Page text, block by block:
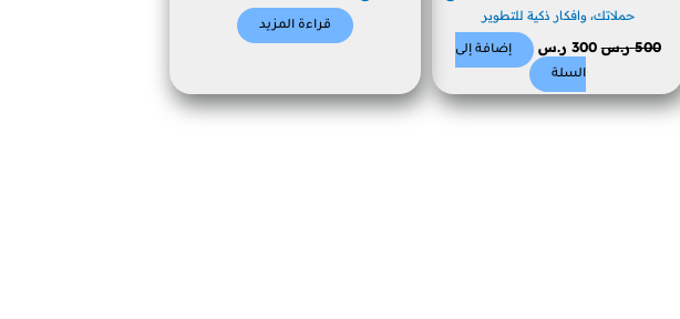
حملاتك، وافكار ذكية للتطوير
500 ر.س 300 ر.س
إضافة إلى
السلة
قراءة المزيد